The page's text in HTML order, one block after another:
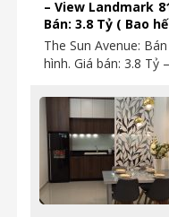
– View Landmark
Bán: 3.8 Tỷ ( Bao
The Sun Avenue:
hình. Giá bán: 3.8 Tỷ